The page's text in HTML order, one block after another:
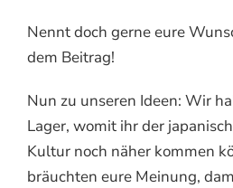
Nennt doch gerne eure
dem Beitrag!
Nun zu unseren Ideen: Wir
Lager, womit ihr der
Kultur noch näher kommen
bräuchten eure Meinung,